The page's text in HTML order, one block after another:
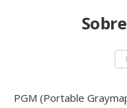
PGM (Portable